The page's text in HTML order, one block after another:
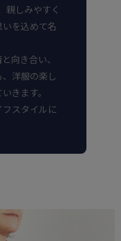
親しみやすく
を込めて名
向き合い、
洋服の楽し
きます。
スタイルに